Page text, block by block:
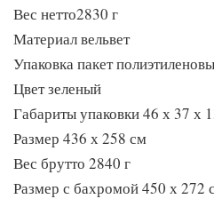
Вес нетто2830 г
Материал вельвет
Упаковка пакет
Цвет зеленый
Габариты упаковки 46 х 37 х
Размер 436 х 258 см
Вес брутто 2840 г
Размер с бахромой 450 х 272